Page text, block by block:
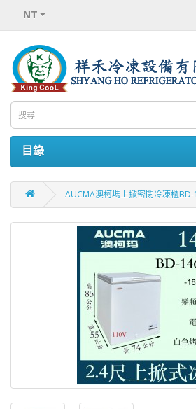
NT
目錄
AUCMA澳柯瑪上掀密閉冷凍櫃